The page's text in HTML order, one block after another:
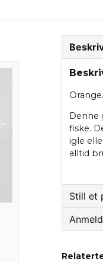
Orange.
Denne
fiske.
igle
alltid
Still et
Daniel